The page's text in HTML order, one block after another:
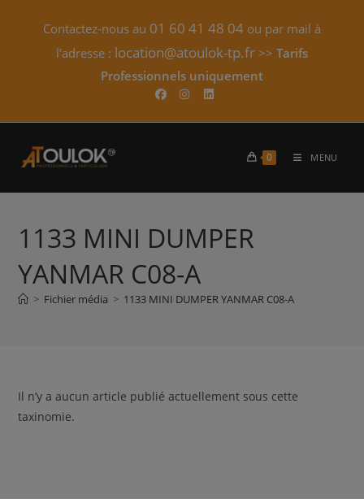
Contactez-nous au 01 60 41 48 04 ou par mail à
l'adresse : location@atoulok-tp.fr >> Tarifs
Professionnels uniquement​
0 MENU
1133 MINI DUMPER
YANMAR C08-A
> Fichier média > 1133 MINI DUMPER YANMAR C08-A
Il n’y a aucun article publié actuellement sous cette
taxinomie.